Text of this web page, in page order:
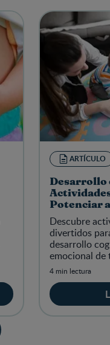
ARTÍCULO
Desarrollo
Potenciar
Explorador
Descubre
divertidos
desarrollo
emocional de
meses.
4 min lectura